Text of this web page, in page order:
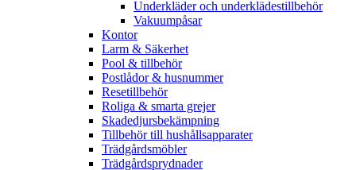
Underkläder och underklädestillbehör
Vakuumpåsar
Kontor
Larm & Säkerhet
Pool & tillbehör
Postlådor & husnummer
Resetillbehör
Roliga & smarta grejer
Skadedjursbekämpning
Tillbehör till hushållsapparater
Trädgårdsmöbler
Trädgårdsprydnader